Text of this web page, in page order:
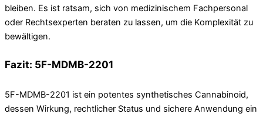
bleiben. Es ist ratsam, sich von medizinischem Fachpersonal
oder Rechtsexperten beraten zu lassen, um die Komplexität zu
bewältigen.
Fazit: 5F-MDMB-2201
5F-MDMB-2201 ist ein potentes synthetisches Cannabinoid,
dessen Wirkung, rechtlicher Status und sichere Anwendung ein